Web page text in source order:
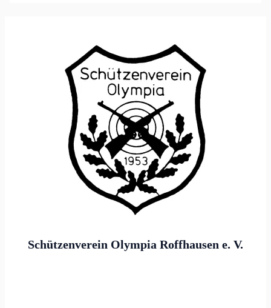
Schützenverein Olympia Roffhausen e. V.